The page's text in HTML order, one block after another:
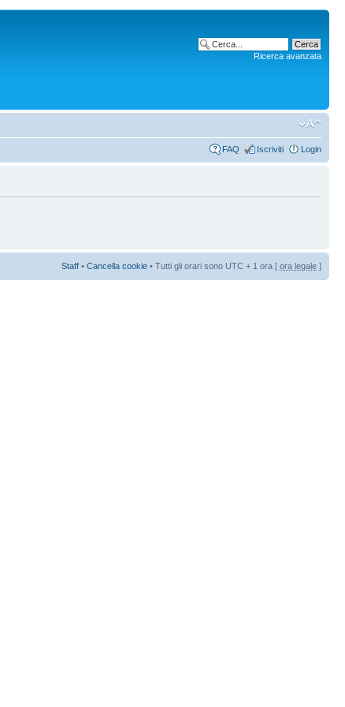
Ricerca avanzata
FAQ Iscriviti Login
Staff • Cancella cookie • Tutti gli orari sono UTC + 1 ora [ ora legale ]